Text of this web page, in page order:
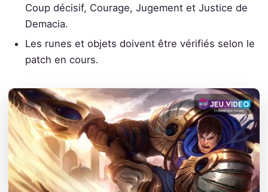
Coup décisif, Courage, Jugement et Justice de
Demacia.
Les runes et objets doivent être vérifiés selon le
patch en cours.